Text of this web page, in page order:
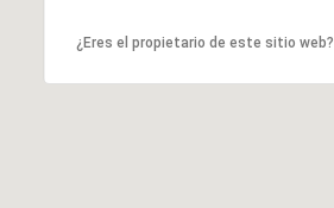
¿Eres el propietario de este sitio web?